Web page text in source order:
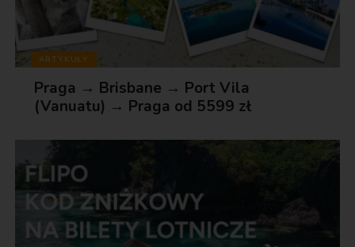
ARTYKUŁY
Praga → Brisbane → Port Vila
(Vanuatu) → Praga od 5599 zł